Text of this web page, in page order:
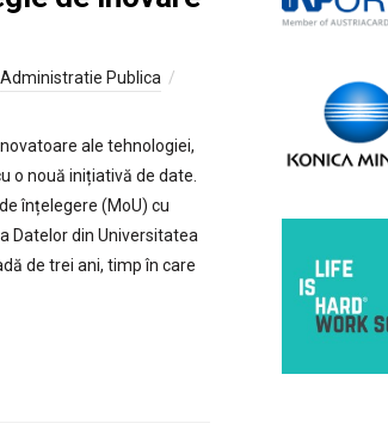
Administratie Publica
ale tehnologiei,
o nouă inițiativă de date.
înțelegere (MoU) cu
Datelor din Universitatea
de trei ani, timp în care